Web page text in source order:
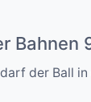
Bahnen
der Ball